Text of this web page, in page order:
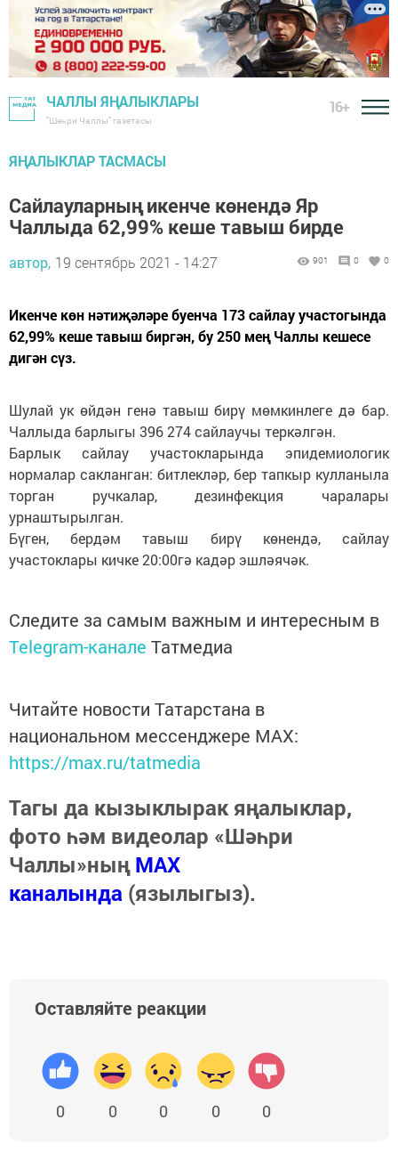
ЧАЛЛЫ ЯҢАЛЫКЛАРЫ
"Шәһри Чаллы" газетасы
16+
ЯҢАЛЫКЛАР ТАСМАСЫ
Сайлауларның икенче көнендә Яр
Чаллыда 62,99% кеше тавыш бирде
автор, 19 сентябрь 2021 - 14:27 901 0 0
Икенче көн нәтиҗәләре буенча 173 сайлау участогында
62,99% кеше тавыш биргән, бу 250 мең Чаллы кешесе
дигән сүз.
Шулай ук өйдән генә тавыш бирү мөмкинлеге дә бар.
Чаллыда барлыгы 396 274 сайлаучы теркәлгән.
Барлык сайлау участокларында эпидемиологик
нормалар сакланган: битлекләр, бер тапкыр кулланыла
торган ручкалар, дезинфекция чаралары
урнаштырылган.
Бүген, бердәм тавыш бирү көнендә, сайлау
участоклары кичке 20:00гә кадәр эшләячәк.
Следите за самым важным и интересным в
Telegram-канале Татмедиа
Читайте новости Татарстана в
национальном мессенджере MАХ:
https://max.ru/tatmedia
Тагы да кызыклырак яңалыклар,
фото һәм видеолар «Шәһри
Чаллы»ныңMAX
каналында (язылыгыз).
Оставляйте реакции
0 0 0 0 0